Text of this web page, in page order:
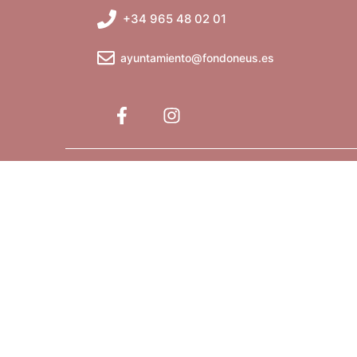
+34 965 48 02 01
ayuntamiento@fondoneus.es